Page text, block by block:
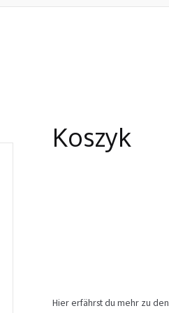
Koszyk
Hier erfährst du mehr zu den